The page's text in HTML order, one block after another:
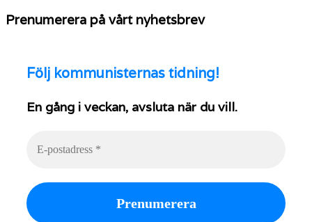
Prenumerera på vårt nyhetsbrev
Följ kommunisternas tidning!
En gång i veckan, avsluta när du vill.